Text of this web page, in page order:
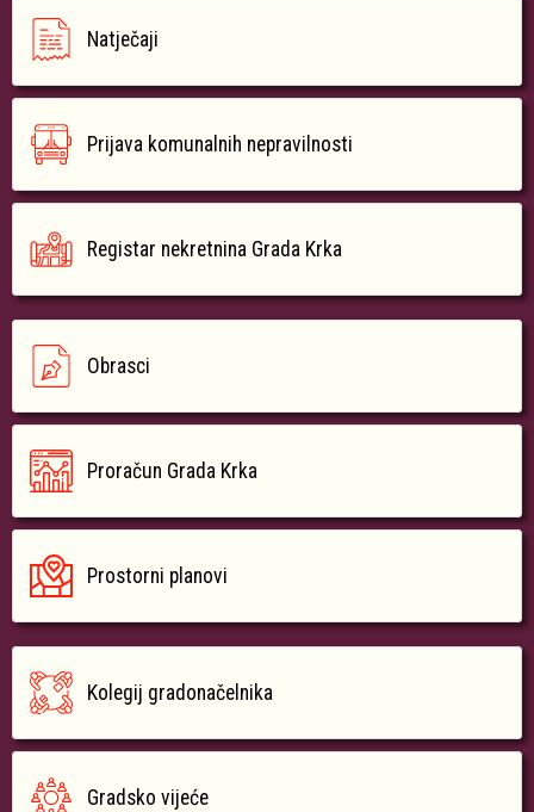
Natječaji
Prijava komunalnih nepravilnosti
Registar nekretnina Grada Krka
Obrasci
Proračun Grada Krka
Prostorni planovi
Kolegij gradonačelnika
Gradsko vijeće